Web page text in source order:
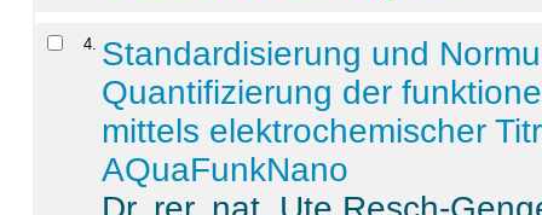
4 Standardisierung und
Quantifizierung der
mittels elektrochemischer
AQuaFunkNano